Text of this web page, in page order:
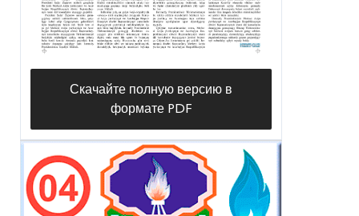
Скачайте полную версию в
формате PDF